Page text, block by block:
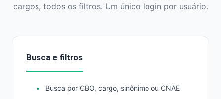
cargos, todos os filtros. Um único login por usuário.
Busca e filtros
Busca por CBO, cargo, sinônimo ou CNAE